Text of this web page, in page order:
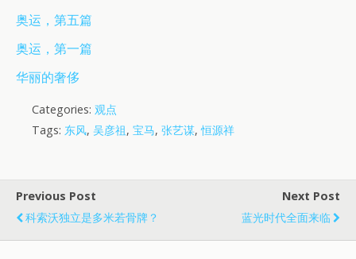
奥运，第五篇
奥运，第一篇
华丽的奢侈
Categories: 观点
Tags: 东风, 吴彦祖, 宝马, 张艺谋,恒源祥
Previous Post
科索沃独立是多米若骨牌？
Next Post
蓝光时代全面来临